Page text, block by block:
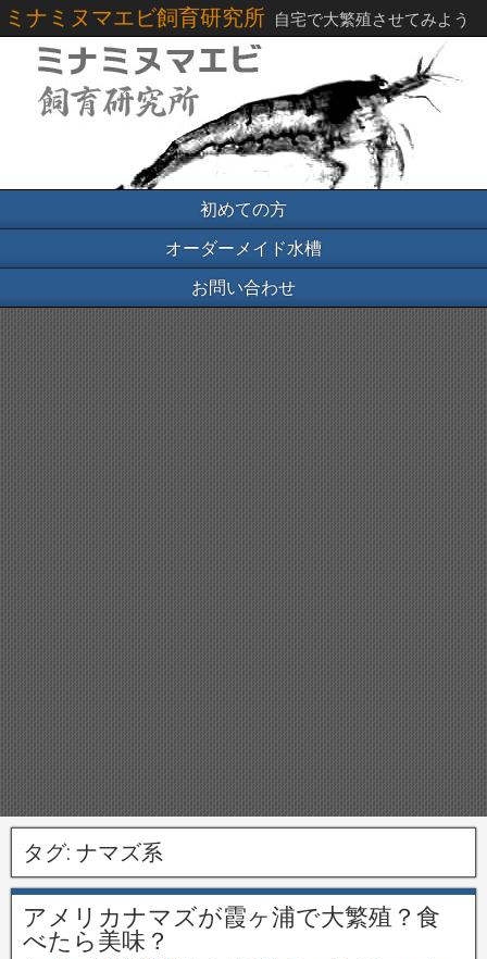
ミナミヌマエビ飼育研究所 自宅で大繁殖させてみよう
初めての方
オーダーメイド水槽
お問い合わせ
タグ: ナマズ系
アメリカナマズが霞ヶ浦で大繁殖？食
べたら美味？